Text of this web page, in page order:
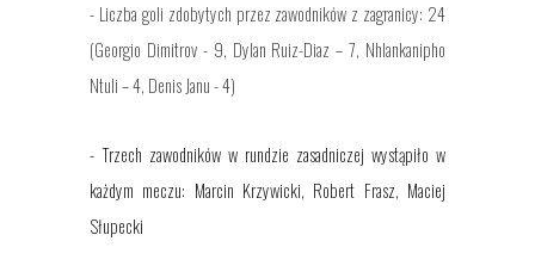
- Liczba goli zdobytych przez zawodników z zagranicy: 24
(Georgio Dimitrov - 9, Dylan Ruiz-Diaz – 7, Nhlankanipho
Ntuli – 4, Denis Janu - 4)
- Trzech zawodników w rundzie zasadniczej wystąpiło w
każdym meczu: Marcin Krzywicki, Robert Frasz, Maciej
Słupecki